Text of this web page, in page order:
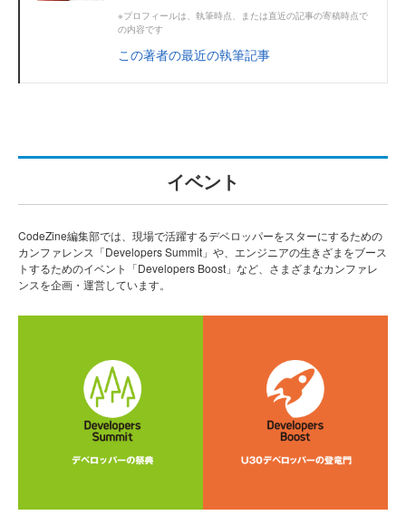
※プロフィールは、執筆時点、または直近の記事の寄稿時点で
の内容です
この著者の最近の執筆記事
イベント
CodeZine編集部では、現場で活躍するデベロッパーをスターにするための
カンファレンス「Developers Summit」や、エンジニアの生きざまをブース
トするためのイベント「Developers Boost」など、さまざまなカンファレ
ンスを企画・運営しています。